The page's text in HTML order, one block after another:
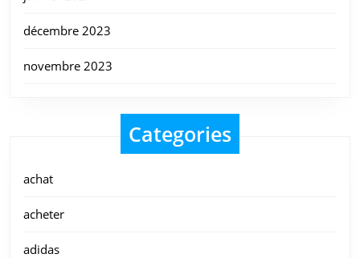
décembre 2023
novembre 2023
Categories
achat
acheter
adidas